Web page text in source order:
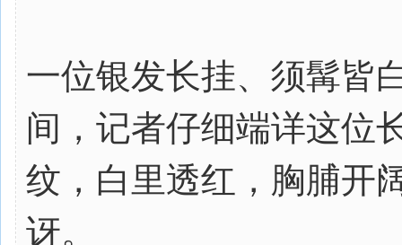
一位银发长挂、须髯皆
间，记者仔细端详这位
纹，白里透红，胸脯开
讶。